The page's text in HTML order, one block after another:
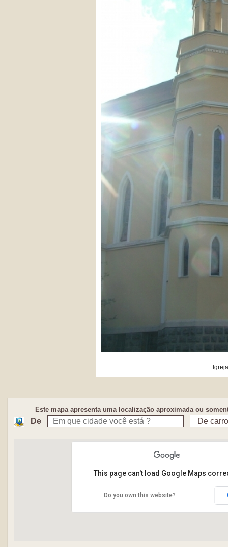
Este mapa apresenta uma localização aproximada ou
De
This page can't load Google Maps
Do you own this website?